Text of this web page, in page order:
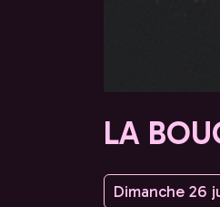
LA
Dimanche 26